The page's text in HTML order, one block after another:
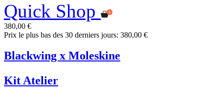
Quick Shop
380,00 €
Prix le plus bas des 30 derniers jours: 380,00 €
Blackwing x Moleskine
Kit Atelier